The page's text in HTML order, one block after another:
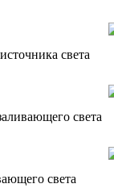
света
света
света